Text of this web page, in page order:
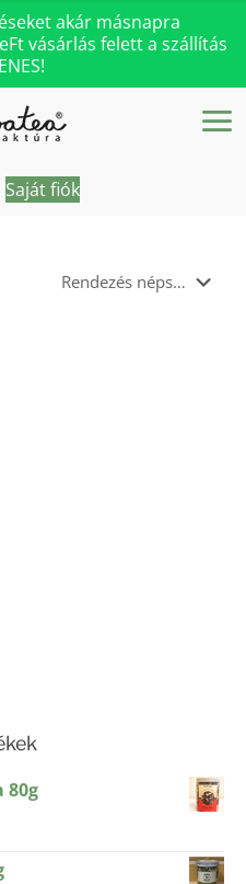
akár másnapra
vásárlás felett a szállítás
Saját fiók
80g